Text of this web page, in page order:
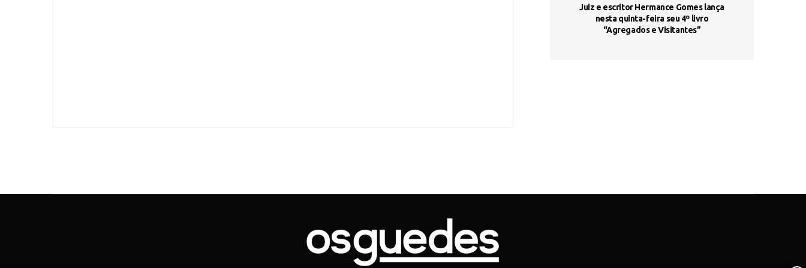
Juiz e escritor Hermance Gomes lança
nesta quinta-feira seu 4º livro
“Agregados e Visitantes”